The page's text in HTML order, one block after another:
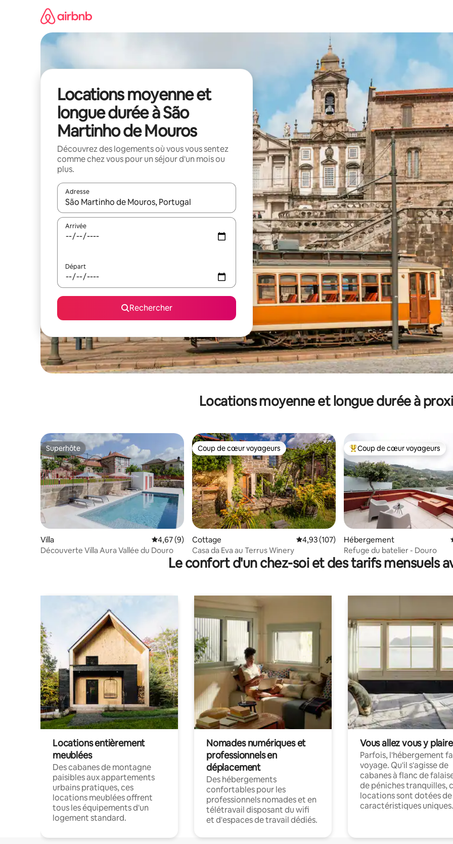
Locations moyenne et
longue durée à São
Martinho de Mouros
Découvrez des logements où vous vous sentez
comme chez vous pour un séjour d'un mois ou
plus.
Adresse
Lorsque les résultats s'affichent, utilisez les flèches vers le haut et vers le bas pour les parcourir ou en appuyant et en
Arrivée
Départ
Rechercher
Locations moyenne et longue durée à
Superhôte
Superhôte
Villa Évaluation moyenne sur la base de 9 commentaires : 4,67 sur 5
4,67 (9)
Découverte Villa Aura Vallée du Douro
Coup de cœur voyageurs
Coup de cœur voyageurs
Cottage Évaluation moyenne sur la base de 107
4,93 (107)
Casa da Eva au Terrus Winery
Coups de cœur voyageurs les
Coup de cœur voyageurs
Hébergement
Refuge du batelier - Douro
Le confort d'un chez-soi et des tarifs mensuels
Locations entièrement
meublées
Des cabanes de montagne
paisibles aux appartements
urbains pratiques, ces
locations meublées offrent
tous les équipements d'un
logement standard.
Nomades numériques et
professionnels en
déplacement
Des hébergements
confortables pour les
professionnels nomades et en
télétravail disposant du wifi
et d'espaces de travail dédiés.
Vous allez vous y plaire
Parfois, l'hébergement
voyage. Qu'il s'agisse de
cabanes à flanc de
de péniches tranquilles,
locations sont dotées de
caractéristiques uniques.